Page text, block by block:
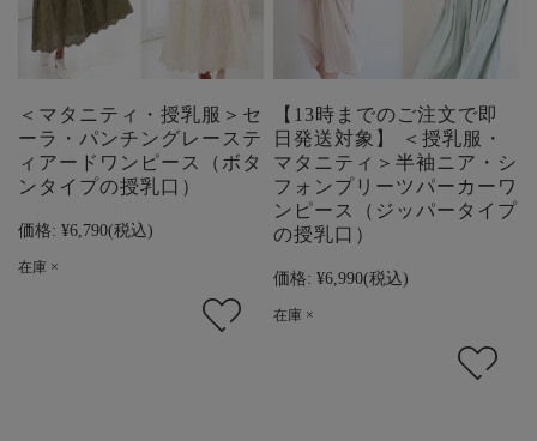
＜マタニティ・授乳服＞セ
ーラ・パンチングレーステ
ィアードワンピース（ボタ
ンタイプの授乳口）
価格: ¥6,790(税込)
在庫 ×
【13時までのご注文で即
日発送対象】 ＜授乳服・
マタニティ＞半袖ニア・シ
フォンプリーツパーカーワ
ンピース（ジッパータイプ
の授乳口）
価格: ¥6,990(税込)
在庫 ×